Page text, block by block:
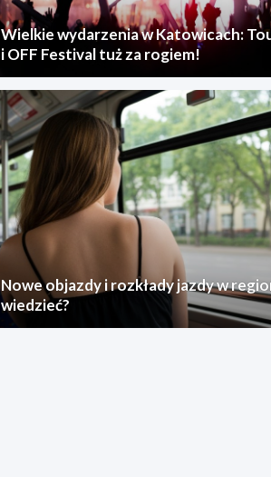
Wielkie wydarzenia w Katowicach:
i OFF Festival tuż za rogiem!
Nowe objazdy i rozkłady jazdy w
wiedzieć?